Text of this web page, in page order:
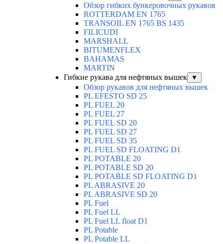
Обзор гибких бункеровочных рукавов
ROTTERDAM EN 1765
TRANSOIL EN 1765 BS 1435
FILICUDI
MARSHALL
BITUMENFLEX
BAHAMAS
MARTIN
Гибкие рукава для нефтяных вышек
▼
Обзор рукавов для нефтяных вышек
PL EFESTO SD 25
PL FUEL 20
PL FUEL 27
PL FUEL SD 20
PL FUEL SD 27
PL FUEL SD 35
PL FUEL SD FLOATING D1
PL POTABLE 20
PL POTABLE SD 20
PL POTABLE SD FLOATING D1
PL ABRASIVE 20
PL ABRASIVE SD 20
PL Fuel
PL Fuel LL
PL Fuel LL float D1
PL Potable
PL Potable LL